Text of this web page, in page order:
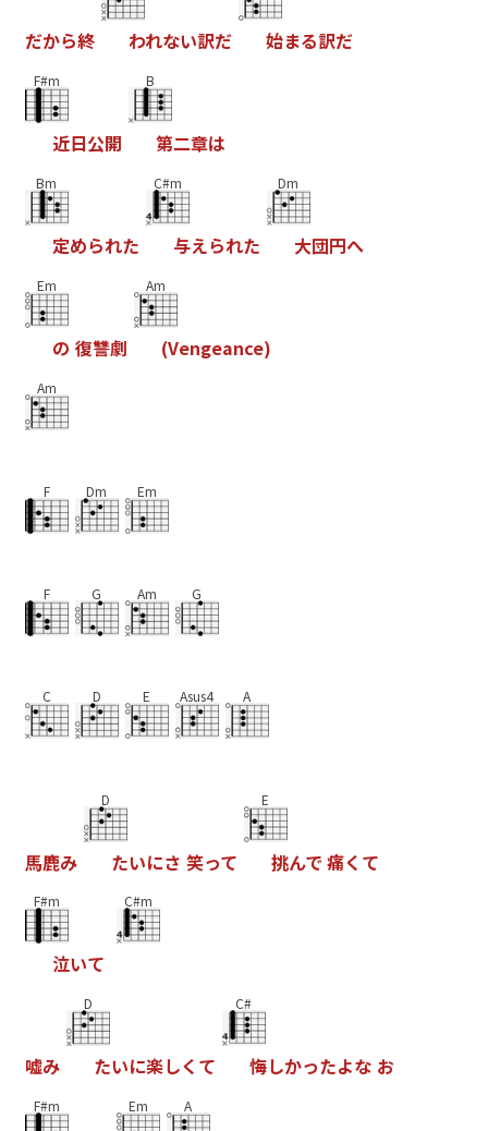
だから終 われない訳だ 始まる訳だ
F#m
近日公開
B
第二章は
Bm
定められた
C#m
与えられた
Dm
大団円へ
Em
の 復讐劇
Am
(Vengeance)
Am
F Dm Em
F G Am G
C D E Asus4 A
馬鹿み
D
たいにさ 笑って
E
挑んで 痛く て
F#m
泣いて
C#m
嘘み
D
たいに楽しく て
C#
悔しかったよな お
F#m Em A